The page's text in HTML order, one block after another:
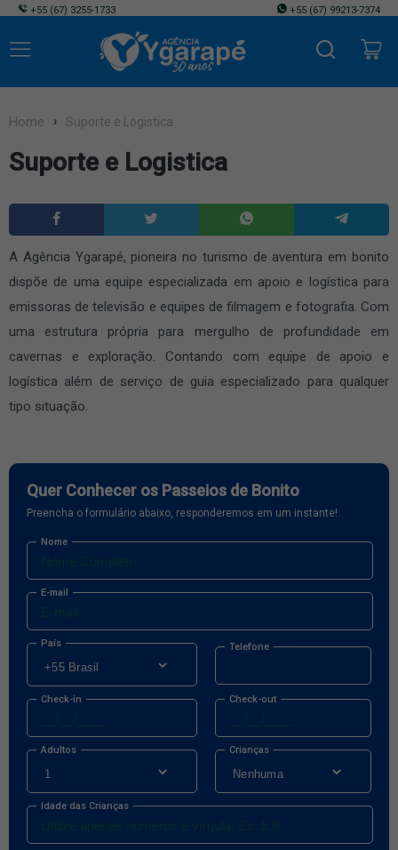
+55 (67) 3255-1733 +55 (67) 99213-7374
Home Suporte e Logistica
Suporte e Logistica
A Agência Ygarapé, pioneira no turismo de aventura em bonito
dispõe de uma equipe especializada em apoio e logística para
emissoras de televisão e equipes de filmagem e fotografia. Com
uma estrutura própria para mergulho de profundidade em
cavernas e exploração. Contando com equipe de apoio e
logística além de serviço de guia especializado para qualquer
tipo situação.
Quer Conhecer os Passeios de Bonito
Preencha o formulário abaixo, responderemos em um instante!
Nome
E-mail
País Telefone
Check-in Check-out
Adultos Crianças
Idade das Crianças